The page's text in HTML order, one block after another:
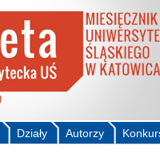
Autorzy
Działy